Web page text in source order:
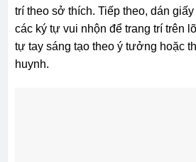
trí theo sở thích. Tiếp theo, dán
các ký tự vui nhộn để trang trí trên
tự tay sáng tạo theo ý tưởng hoặc
huynh.